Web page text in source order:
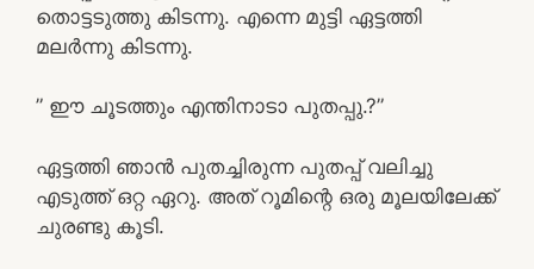
തൊട്ടടുത്തു കിടന്നു. എന്നെ മുട്ടി ഏട്ടത്തി
മലർന്നു കിടന്നു.
” ഈ ചൂടത്തും എന്തിനാടാ പുതപ്പു.?”
ഏട്ടത്തി ഞാൻ പുതച്ചിരുന്ന പുതപ്പ് വലിച്ചു
എടുത്ത് ഒറ്റ ഏറു. അത് റൂമിന്റെ ഒരു മൂലയിലേക്ക്
ചുരണ്ടു കൂടി.